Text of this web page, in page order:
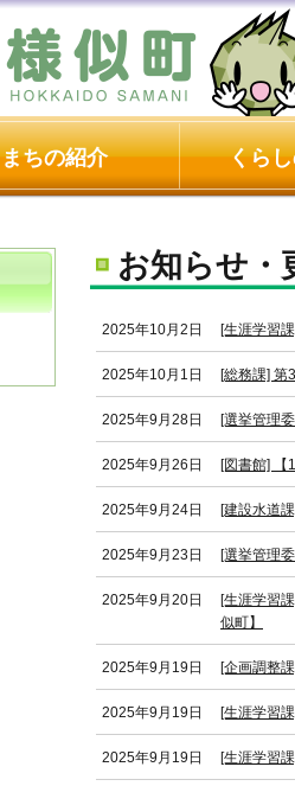
まちの紹介 くら
お知らせ・
2025年10月2日 [生涯学習
2025年10月1日 [総務課] 第
2025年9月28日 [選挙管理
2025年9月26日 [図書館] 【
2025年9月24日 [建設水道
2025年9月23日 [選挙管理
2025年9月20日
[生涯学習
似町】
2025年9月19日 [企画調整
2025年9月19日 [生涯学習
2025年9月19日 [生涯学習